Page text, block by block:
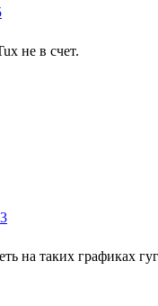
не в счет.
на таких графиках